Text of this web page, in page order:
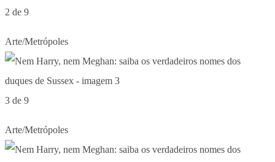
2 de 9
Arte/Metrópoles
3 de 9
Arte/Metrópoles